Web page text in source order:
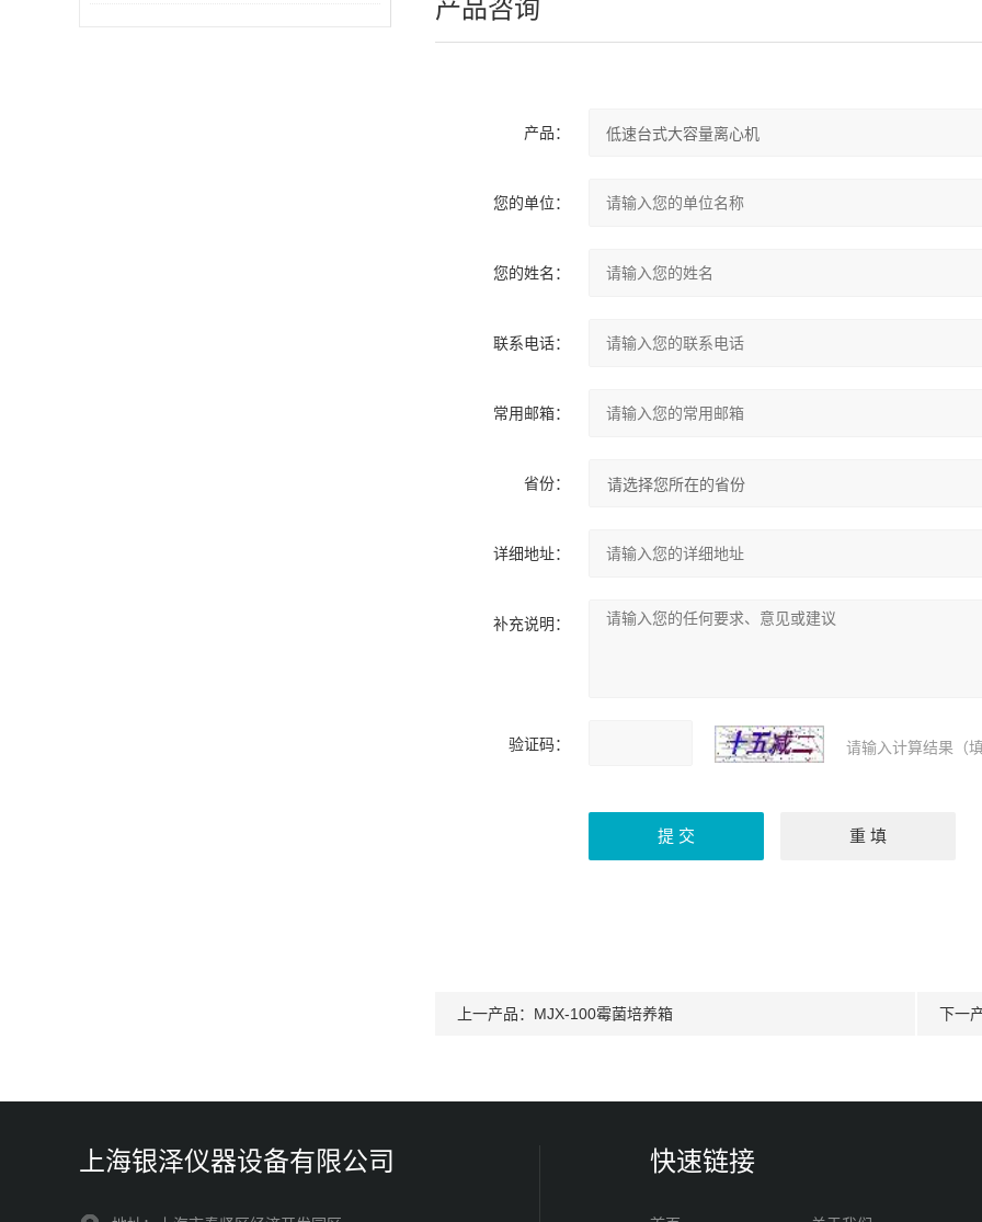
产品咨询
产品：
您的单位：
您的姓名：
联系电话：
常用邮箱：
省份：
详细地址：
补充说明：
验证码： 请输入计算结果（
上一产品： MJX-100霉菌培养箱 下一
上海银泽仪器设备有限公司 快速链接